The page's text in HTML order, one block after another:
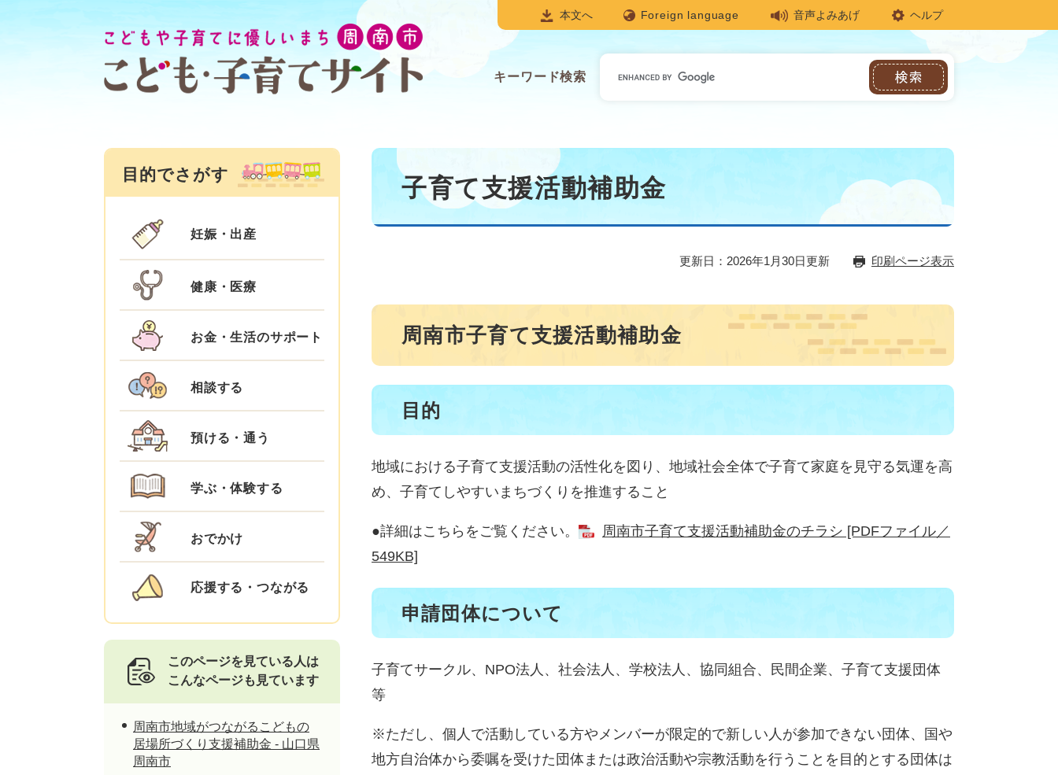
本文へ Foreign language 音声よみあげ ヘルプ
キーワード検索
キ
検
索
本
子育て支援活動補助金
更新日：2026年1月30日更新 印刷ページ表示
周南市子育て支援活動補助金
目的
地域における子育て支援活動の活性化を図り、地域社会全体で子育て家庭を見守る気運を高
め、子育てしやすいまちづくりを推進すること
●詳細はこちらをご覧ください。
周南市子育て支援活動補助金のチラシ [PDFファイル／
549KB]
申請団体について
子育てサークル、NPO法人、社会法人、学校法人、協同組合、民間企業、子育て支援団体
等
※ただし、個人で活動している方やメンバーが限定的で新しい人が参加できない団体、国や
地方自治体から委嘱を受けた団体または政治活動や宗教活動を行うことを目的とする団体は
目的でさがす
妊娠・出産
健康・医療
お金・生活のサポート
相談する
預ける・通う
学ぶ・体験する
おでかけ
応援する・つながる
このページを見ている人は
こんなページも見ています
周南市地域がつながるこどもの
居場所づくり支援補助金 - 山口県
周南市